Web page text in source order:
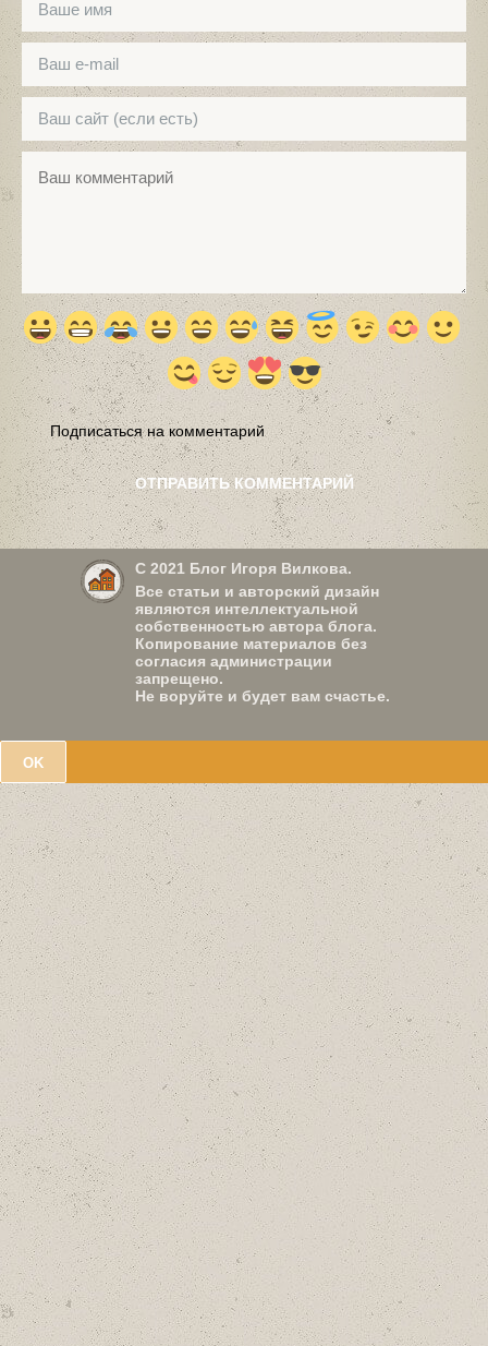
Подписаться на комментарий
С 2021 Блог Игоря Вилкова.
Все статьи и авторский дизайн
являются интеллектуальной
собственностью автора блога.
Копирование материалов без
согласия администрации
запрещено.
Не воруйте и будет вам счастье.
OK